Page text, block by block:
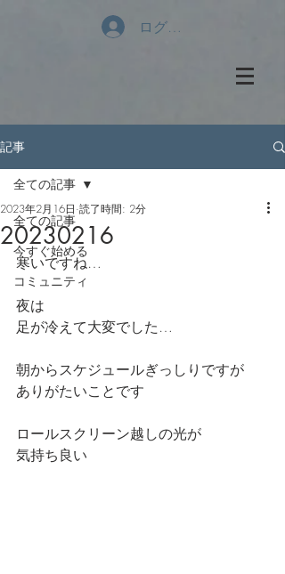
ログイン
記事
全ての記事
今すぐ始める
コミュニティ
全ての記事
20230216
2023年2月16日 読了時間: 2分
寒いですね…
夜は
足が冷えて大変でした…
朝からスケジュールぎっしりですが
ありがたいことです
ロールスクリーン越しの光が
気持ち良い